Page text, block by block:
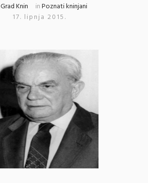
Grad Knin inPoznati kninjani
17. lipnja 2015.